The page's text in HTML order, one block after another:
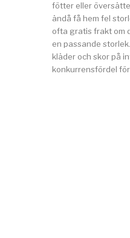
fötter eller
ändå få hem fel
ofta gratis frakt om
en passande
kläder och skor på
konkurrensfördel